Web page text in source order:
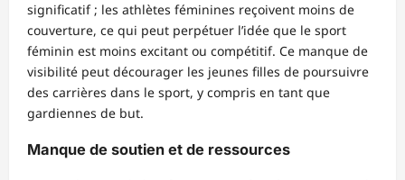
significatif ; les athlètes féminines reçoivent moins de
couverture, ce qui peut perpétuer l’idée que le sport
féminin est moins excitant ou compétitif. Ce manque de
visibilité peut décourager les jeunes filles de poursuivre
des carrières dans le sport, y compris en tant que
gardiennes de but.
Manque de soutien et de ressources